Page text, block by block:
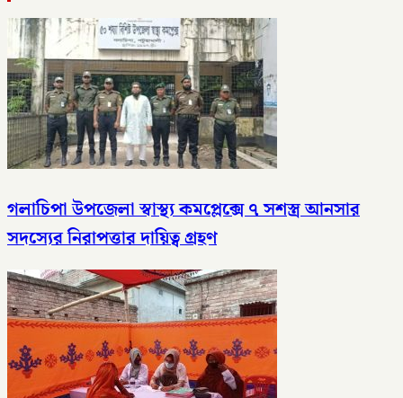
গলাচিপা উপজেলা স্বাস্থ্য কমপ্লেক্সে ৭ সশস্ত্র আনসার
সদস্যের নিরাপত্তার দায়িত্ব গ্রহণ